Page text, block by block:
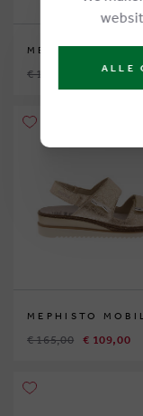
MEPHISTO
€ 175,00 € 119,00
MEPHISTO
€ 165,00 € 109,00
ALLE